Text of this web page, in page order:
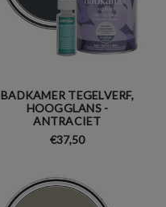
BADKAMER TEGELVERF,
HOOGGLANS -
ANTRACIET
€37,50